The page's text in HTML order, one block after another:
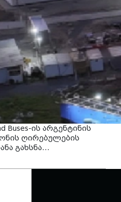
Buses-ის არგენტინის
ღირებულების
გახსნა...